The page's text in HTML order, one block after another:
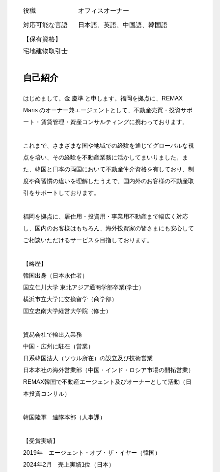
役職
オフィスオーナー
対応可能な言語
日本語、英語、中国語、韓国語
【保有資格】
宅地建物取引士
自己紹介
はじめまして。金 慶準 と申します。福岡を拠点に、REMAX
Maris のオーナー兼エージェントとして、不動産売買・投資サポ
ート・賃貸管理・資産コンサルティングに携わっております。
これまで、さまざまな国や地域での経験を通じてグローバルな視
点を培い、その経験を不動産業務に活かしてまいりました。ま
た、韓国と日本の両国において不動産仲介資格を有しており、制
度や商習慣の違いを理解したうえで、国内外のお客様の不動産取
引をサポートしております。
福岡を拠点に、居住用・投資用・事業用不動産まで幅広く対応
し、国内のお客様はもちろん、海外投資家の皆さまにも安心して
ご相談いただけるサービスを目指しております。
【略歴】
韓国出身（日本永住者）
国立仁川大学 東北アジア通商学部卒業(学士）
横浜市立大学に交換留学（商学部）
国立忠南大学経営大学院（修士）
貿易会社で輸出入業務
中国・広州に駐在（営業）
日系韓国法人（ソウル所在）の設立及び技術営業
日本本社の海外営業部（中国・インド・ロシア市場の開拓営業）
REMAX韓国で不動産エージェント及びオーナーとして活動（日
本投資コンサル）
韓国陸軍 連隊本部（人事課）
【受賞実績】
2019年 エージェント・オブ・ザ・イヤー（韓国）
2024年2月 売上実績1位（日本）